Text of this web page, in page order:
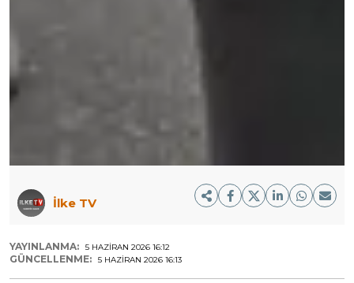
İlke TV
YAYINLANMA: 5 HAZIRAN 2026 16:12
GÜNCELLENME: 5 HAZIRAN 2026 16:13